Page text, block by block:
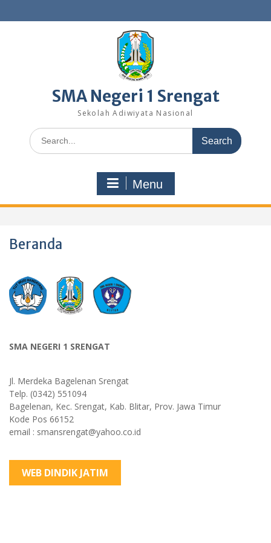
to
SMA Negeri 1 Srengat
Sekolah Adiwiyata Nasional
Search
for:
Menu
Beranda
SMA NEGERI 1 SRENGAT
Jl. Merdeka Bagelenan Srengat
Telp. (0342) 551094
Bagelenan, Kec. Srengat, Kab. Blitar, Prov. Jawa Timur
Kode Pos 66152
email : smansrengat@yahoo.co.id
WEB DINDIK JATIM